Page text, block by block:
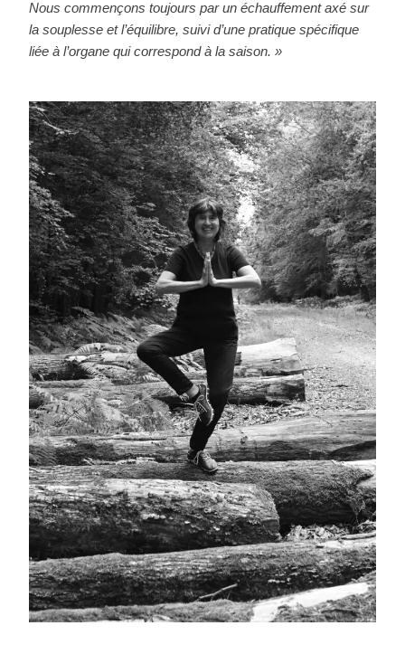
Nous commençons toujours par un échauffement axé sur
la souplesse et l’équilibre, suivi d’une pratique spécifique
liée à l’organe qui correspond à la saison. »